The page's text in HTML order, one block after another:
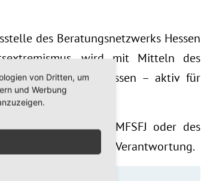
des Beratungsnetzwerks Hessen
wird mit Mitteln des
„Hessen – aktiv für
des HMdIS, des BMFSFJ oder des
und Autoren die Verantwortung.
von Dritten, um
und Werbung